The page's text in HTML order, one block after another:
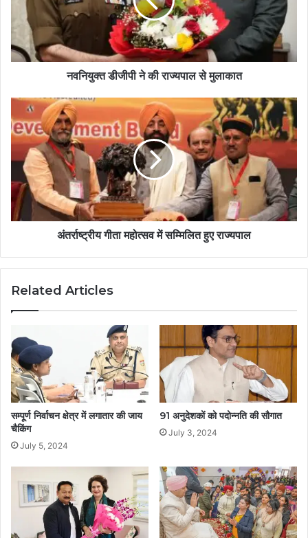
नवनियुक्त डीजीपी ने की राज्यपाल से मुलाकात
अंतर्राष्ट्रीय गीता महोत्सव में सम्मिलित हुए राज्यपाल
Related Articles
सम्पूर्ण निर्वाचन क्षेत्र में लगातार की जाय
चैकिंग
July 5, 2024
91 अनुदेशकों को पदोन्नति की सौगात
July 3, 2024